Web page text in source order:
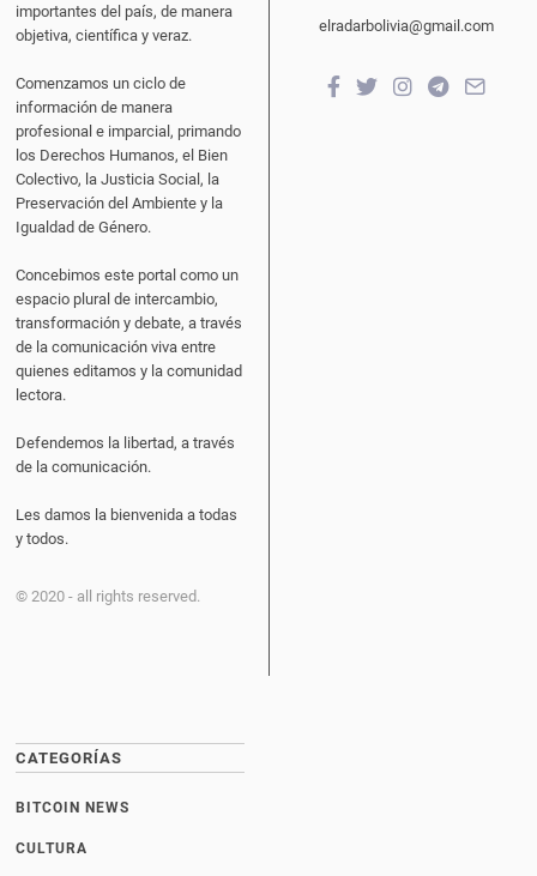
importantes del país, de manera
objetiva, científica y veraz.
Comenzamos un ciclo de
información de manera
profesional e imparcial, primando
los Derechos Humanos, el Bien
Colectivo, la Justicia Social, la
Preservación del Ambiente y la
Igualdad de Género.
Concebimos este portal como un
espacio plural de intercambio,
transformación y debate, a través
de la comunicación viva entre
quienes editamos y la comunidad
lectora.
Defendemos la libertad, a través
de la comunicación.
Les damos la bienvenida a todas
y todos.
© 2020 - all rights reserved.
elradarbolivia@gmail.com
CATEGORÍAS
BITCOIN NEWS
CULTURA